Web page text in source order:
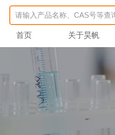
首页 关于昊帆